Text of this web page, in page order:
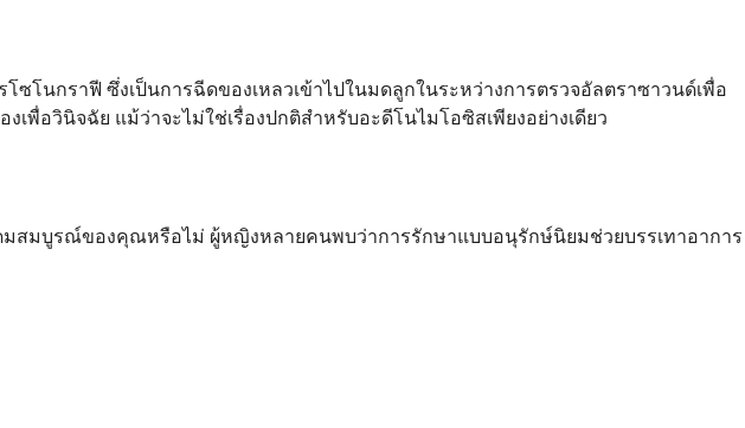
โนกราฟี ซึ่งเป็นการฉีดของเหลวเข้าไปในมดลูกในระหว่างการตรวจอัลตราซาวนด์เพื่อ
พื่อวินิจฉัย แม้ว่าจะไม่ใช่เรื่องปกติสำหรับอะดีโนไมโอซิสเพียงอย่างเดียว
สมบูรณ์ของคุณหรือไม่ ผู้หญิงหลายคนพบว่าการรักษาแบบอนุรักษ์นิยมช่วยบรรเทาอาการ